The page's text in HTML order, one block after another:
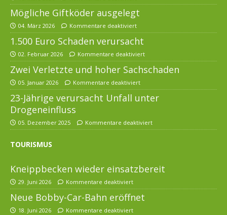
Mögliche Giftköder ausgelegt
04. März 2026 Kommentare deaktiviert
1.500 Euro Schaden verursacht
02. Februar 2026 Kommentare deaktiviert
Zwei Verletzte und hoher Sachschaden
05. Januar 2026 Kommentare deaktiviert
23-Jährige verursacht Unfall unter
Drogeneinfluss
05. Dezember 2025 Kommentare deaktiviert
TOURISMUS
Kneippbecken wieder einsatzbereit
29. Juni 2026 Kommentare deaktiviert
Neue Bobby-Car-Bahn eröffnet
18. Juni 2026 Kommentare deaktiviert